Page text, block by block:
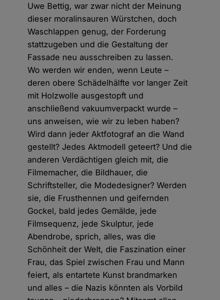
Uwe Bettig, war zwar nicht der Meinung
dieser moralinsauren Würstchen, doch
Waschlappen genug, der Forderung
stattzugeben und die Gestaltung der
Fassade neu ausschreiben zu lassen.
Wo werden wir enden, wenn Leute –
deren obere Schädelhälfte vor langer Zeit
mit Holzwolle ausgestopft und
anschließend vakuumverpackt wurde –
uns anweisen, wie wir zu leben haben?
Wird dann jeder Aktfotograf an die Wand
gestellt? Jedes Aktmodell geteert? Und die
anderen Verdächtigen gleich mit, die
Filmemacher, die Bildhauer, die
Schriftsteller, die Modedesigner? Werden
sie, die Frusthennen und geifernden
Gockel, bald jedes Gemälde, jede
Filmsequenz, jede Skulptur, jede
Abendrobe, sprich, alles, was die
Schönheit der Welt, die Faszination einer
Frau, das Spiel zwischen Frau und Mann
feiert, als entartete Kunst brandmarken
und alles – die Nazis könnten als Vorbild